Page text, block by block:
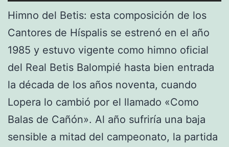
Himno del Betis: esta composición de los
Cantores de Híspalis se estrenó en el año
1985 y estuvo vigente como himno oficial
del Real Betis Balompié hasta bien entrada
la década de los años noventa, cuando
Lopera lo cambió por el llamado «Como
Balas de Cañón». Al año sufriría una baja
sensible a mitad del campeonato, la partida